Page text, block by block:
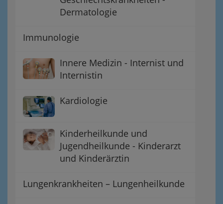
Dermatologie
Immunologie
Innere Medizin - Internist und
Internistin
Kardiologie
Kinderheilkunde und
Jugendheilkunde - Kinderarzt
und Kinderärztin
Lungenkrankheiten – Lungenheilkunde